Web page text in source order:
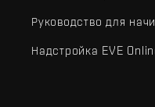
Руководство для
Надстройка EVE